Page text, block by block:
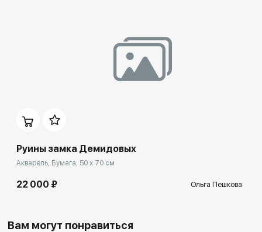
Руины замка Демидовых
Акварель, Бумага, 50 x 70 см
22 000 ₽ Ольга Пешкова
Вам могут понравиться